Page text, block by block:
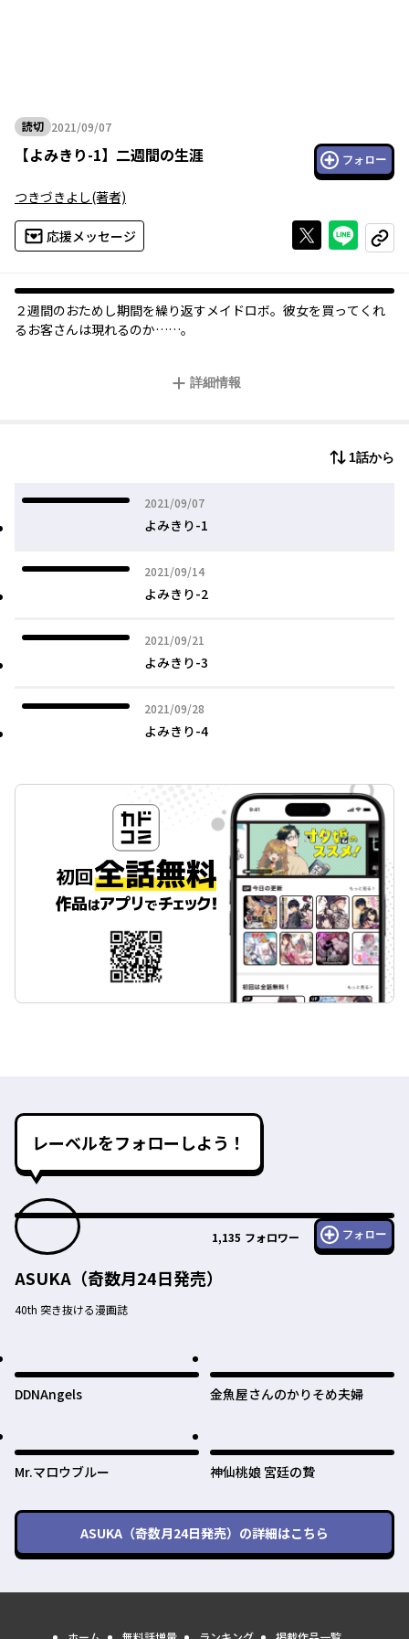
読切 2021/09/07
2021年09月07日
【よみきり-1】 二週間の生涯 フォロー
つきづきよし(著者)
応援メッセージ Xで投稿する
ライン
コピー
２週間のおためし期間を繰り返すメイドロボ。彼女を買ってくれ
るお客さんは現れるのか……。
詳細情報
1話から
2021/09/07
2021年09月07日
よみきり-1
2021/09/14
2021年09月14日
よみきり-2
2021/09/21
2021年09月21日
よみきり-3
2021/09/28
2021年09月28日
よみきり-4
レーベルをフォローしよう！
1,135 フォロワー フォロー
ASUKA（奇数月24日発売）
40th 突き抜ける漫画誌
DDNAngels 金魚屋さんのかりそめ夫婦
Mr.マロウブルー 神仙桃娘 宮廷の贄
ASUKA（奇数月24日発売） の詳細はこちら